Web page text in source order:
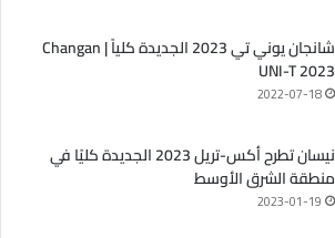
شانجان يوني تي 2023 الجديدة كلياً | Changan
UNI-T 2023
2022-07-18
نيسان تطرح أكس-تريل 2023 الجديدة كليًا في
منطقة الشرق الأوسط
2023-01-19